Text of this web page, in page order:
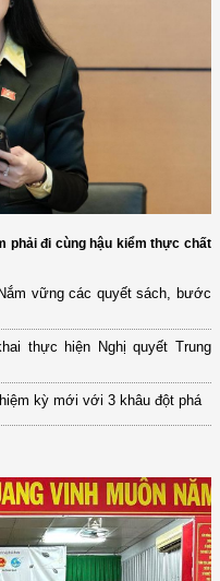
phải đi cùng hậu kiểm thực chất
vững các quyết sách, bước
thực hiện Nghị quyết Trung
kỳ mới với 3 khâu đột phá